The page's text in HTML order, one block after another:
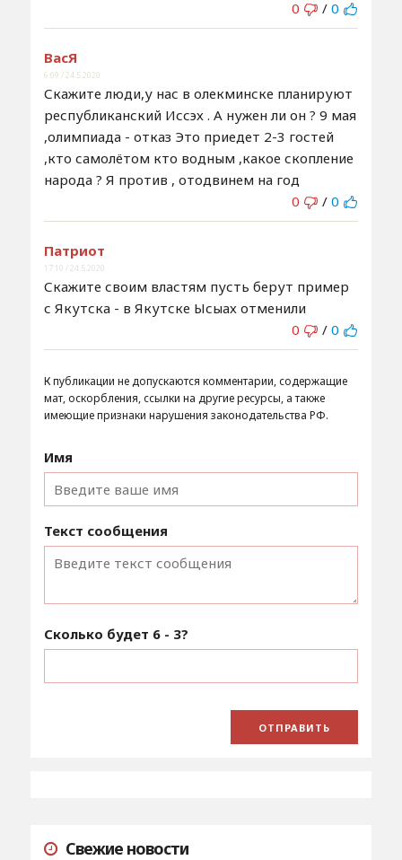
0 / 0
ВасЯ
6:09 / 24.5.2020
Скажите люди,у нас в олекминске планируют
республиканский Иссэх . А нужен ли он ? 9 мая
,олимпиада - отказ Это приедет 2-3 гостей
,кто самолётом кто водным ,какое скопление
народа ? Я против , отодвинем на год
0
/ 0
Патриот
17:10 / 24.5.2020
Скажите своим властям пусть берут пример
с Якутска - в Якутске Ысыах отменили
0
/ 0
К публикации не допускаются комментарии, содержащие
мат, оскорбления, ссылки на другие ресурсы, а также
имеющие признаки нарушения законодательства РФ.
Имя
Текст сообщения
Сколько будет 6 - 3?
Свежие новости